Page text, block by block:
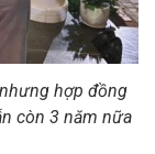
hợp đồng
còn 3 năm nữa